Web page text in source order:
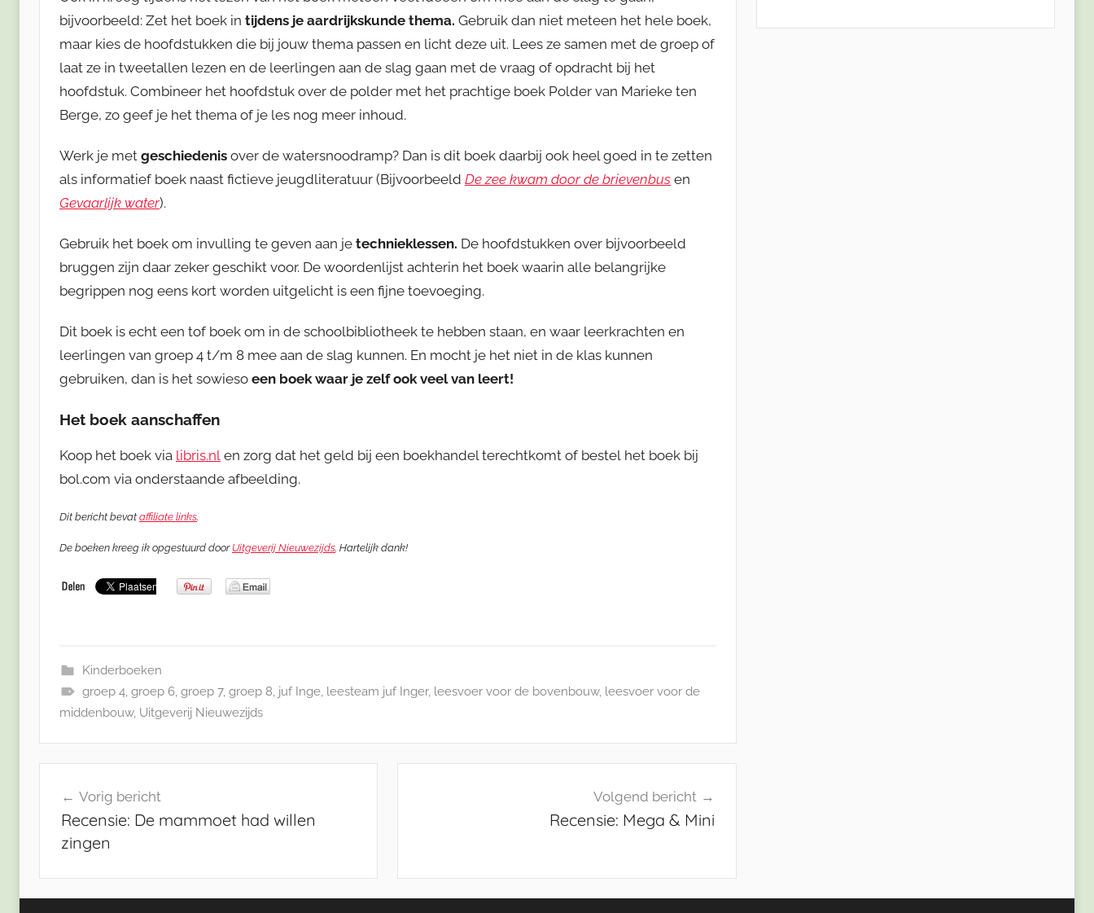
bijvoorbeeld: Zet het boek in tijdens je aardrijkskunde thema. Gebruik dan niet meteen het hele boek,
maar kies de hoofdstukken die bij jouw thema passen en licht deze uit. Lees ze samen met de groep of
laat ze in tweetallen lezen en de leerlingen aan de slag gaan met de vraag of opdracht bij het
hoofdstuk. Combineer het hoofdstuk over de polder met het prachtige boek Polder van Marieke ten
Berge, zo geef je het thema of je les nog meer inhoud.
Werk je met geschiedenis over de watersnoodramp? Dan is dit boek daarbij ook heel goed in te zetten
als informatief boek naast fictieve jeugdliteratuur (Bijvoorbeeld De zee kwam door de brievenbus en
Gevaarlijk water).
Gebruik het boek om invulling te geven aan je technieklessen. De hoofdstukken over bijvoorbeeld
bruggen zijn daar zeker geschikt voor. De woordenlijst achterin het boek waarin alle belangrijke
begrippen nog eens kort worden uitgelicht is een fijne toevoeging.
Dit boek is echt een tof boek om in de schoolbibliotheek te hebben staan, en waar leerkrachten en
leerlingen van groep 4 t/m 8 mee aan de slag kunnen. En mocht je het niet in de klas kunnen
gebruiken, dan is het sowieso een boek waar je zelf ook veel van leert!
Het boek aanschaffen
Koop het boek via libris.nl en zorg dat het geld bij een boekhandel terechtkomt of bestel het boek bij
bol.com via onderstaande afbeelding.
Dit bericht bevat affiliate links.
De boeken kreeg ik opgestuurd door Uitgeverij Nieuwezijds. Hartelijk dank!
Kinderboeken
groep 4, groep 6, groep 7, groep 8, juf Inge, leesteam juf Inger, leesvoer voor de bovenbouw, leesvoer voor de
middenbouw, Uitgeverij Nieuwezijds
navigatie
Vorig bericht
Recensie: De mammoet had willen
zingen
Volgend bericht
Recensie: Mega & Mini